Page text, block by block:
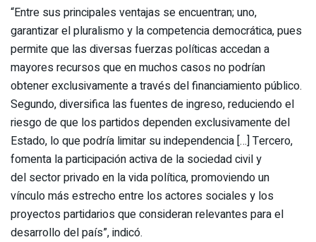
“Entre sus principales ventajas se encuentran; uno,
garantizar el pluralismo y la competencia democrática, pues
permite que las diversas fuerzas políticas accedan a
mayores recursos que en muchos casos no podrían
obtener exclusivamente a través del financiamiento público.
Segundo, diversifica las fuentes de ingreso, reduciendo el
riesgo de que los partidos dependen exclusivamente del
Estado, lo que podría limitar su independencia […] Tercero,
fomenta la participación activa de la sociedad civil y
del sector privado en la vida política, promoviendo un
vínculo más estrecho entre los actores sociales y los
proyectos partidarios que consideran relevantes para el
desarrollo del país”, indicó.